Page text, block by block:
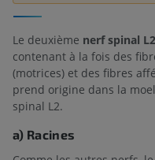
Le deuxième nerf spinal L2
contenant à la fois des
(motrices) et des fibres
prend origine dans la
spinal L2.
a) Racines